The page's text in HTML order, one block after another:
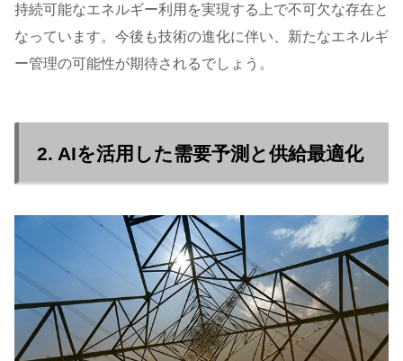
持続可能なエネルギー利用を実現する上で不可欠な存在と
なっています。今後も技術の進化に伴い、新たなエネルギ
ー管理の可能性が期待されるでしょう。
2. AIを活用した需要予測と供給最適化